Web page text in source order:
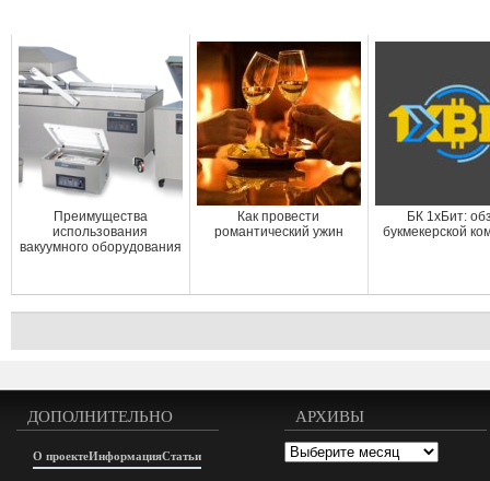
Преимущества
использования
вакуумного оборудования
Как провести
романтический ужин
БК 1хБит:
букмекерской
ДОПОЛНИТЕЛЬНО
О проектеИнформацияСтатьи
АРХИВЫ
Архивы